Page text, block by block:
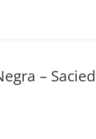
–